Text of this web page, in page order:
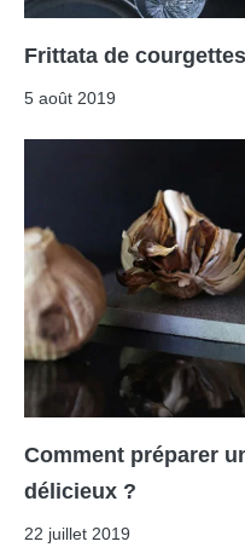
Frittata de
5 août 2019
Comment préparer
délicieux ?
22 juillet 2019